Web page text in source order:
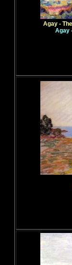
Agay -
Agay